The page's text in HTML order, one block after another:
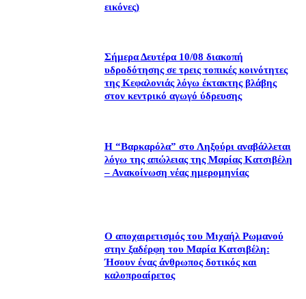
εικόνες)
Σήμερα Δευτέρα 10/08 διακοπή
υδροδότησης σε τρεις τοπικές κοινότητες
της Κεφαλονιάς λόγω έκτακτης βλάβης
στον κεντρικό αγωγό ύδρευσης
Η “Βαρκαρόλα” στο Ληξούρι αναβάλλεται
λόγω της απώλειας της Μαρίας Κατσιβέλη
– Ανακοίνωση νέας ημερομηνίας
Ο αποχαιρετισμός του Μιχαήλ Ρωμανού
στην ξαδέρφη του Μαρία Κατσιβέλη:
Ήσουν ένας άνθρωπος δοτικός και
καλοπροαίρετος